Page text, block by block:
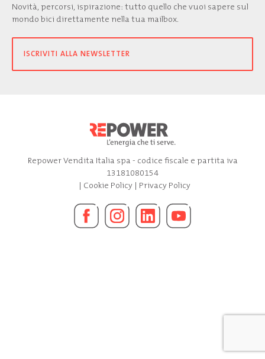
Novità, percorsi, ispirazione: tutto quello che vuoi sapere sul
mondo bici direttamente nella tua mailbox.
ISCRIVITI ALLA NEWSLETTER
Repower Vendita Italia spa - codice fiscale e partita iva
13181080154
| Cookie Policy| Privacy Policy